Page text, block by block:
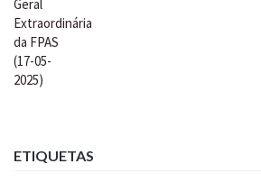
ETIQUETAS